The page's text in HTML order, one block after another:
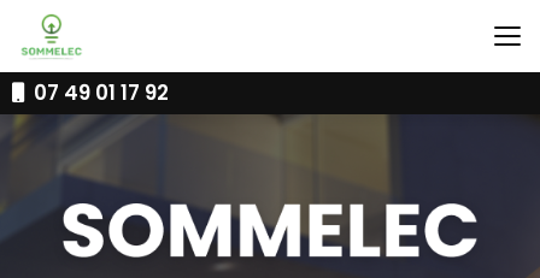
contenu
principal07 49 01 17 92